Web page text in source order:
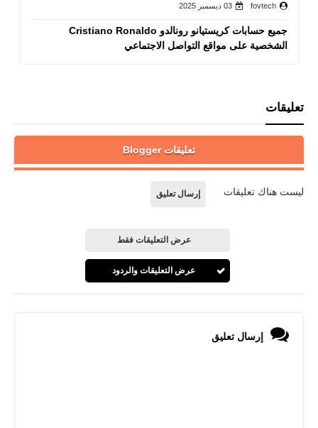
fovtech 03 ديسمبر 2025
جميع حسابات كريستيانو رونالدو Cristiano Ronaldo
الشخصية على مواقع التواصل الاجتماعي
تعليقات
تعليقات Blogger
ليست هناك تعليقات إرسال تعليق
عرض التعليقات فقط
عرض التعليقات والردود
إرسال تعليق